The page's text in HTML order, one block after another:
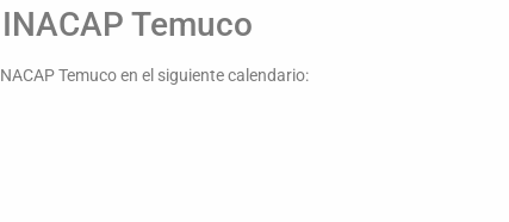
Temuco
Temuco en el siguiente calendario: